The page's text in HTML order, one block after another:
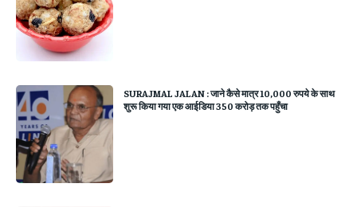
SURAJMAL JALAN : जाने कैसे मात्र 10,000 रुपये के साथ
शुरू किया गया एक आईडिया 350 करोड़ तक पहुँचा